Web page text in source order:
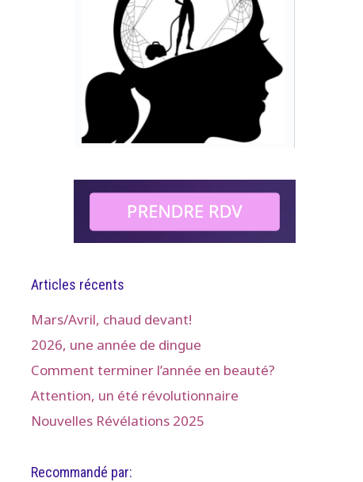
Articles récents
Mars/Avril, chaud devant!
2026, une année de dingue
Comment terminer l’année en beauté?
Attention, un été révolutionnaire
Nouvelles Révélations 2025
Recommandé par: